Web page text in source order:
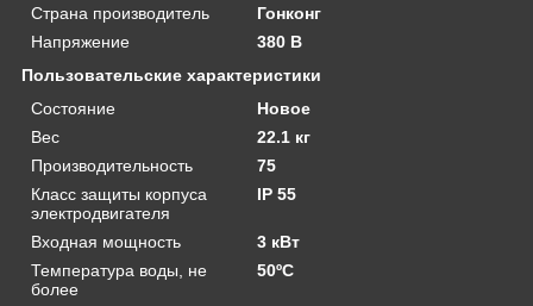
Страна производитель
Гонконг
Напряжение
380 В
Пользовательские характеристики
Состояние
Новое
Вес
22.1 кг
Производительность
75
Класс защиты корпуса
электродвигателя
IP 55
Входная мощность
3 кВт
Температура воды, не
более
50ºС